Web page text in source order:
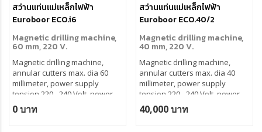
สว่านแท่นแม่เหล็กไฟฟ้า
Euroboor ECO.i6
Magnetic drilling machine,
60 mm, 220 V.
Magnetic drilling machine,
annular cutters max. dia 60
millimeter, power supply
tension 220 - 240 Volt, power
supply frequency 50 - 60 Hertz,
rotation direction bidirectional.
0 บาท
สว่านแท่นแม่เหล็กไฟฟ้า
Euroboor ECO.40/2
Magnetic drilling machine,
40 mm, 220 V.
Magnetic drilling machine,
annular cutters max. dia 40
millimeter, power supply
tension 220 - 240 Volt, power
supply frequency 50 - 60 Hertz,
rotation direction clockwise.
40,000 บาท